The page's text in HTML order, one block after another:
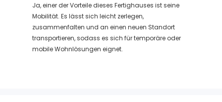
Ja, einer der Vorteile dieses Fertighauses ist seine
Mobilität. Es lässt sich leicht zerlegen,
zusammenfalten und an einen neuen Standort
transportieren, sodass es sich für temporäre oder
mobile Wohnlösungen eignet.